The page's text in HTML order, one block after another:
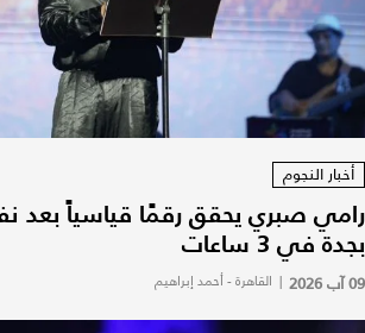
أخبار النجوم
رامي صبري يحقق رقمًا قياسياً بعد
بجدة في 3 ساعات
09 آب 2026 | القاهرة - أحمد إبراهيم